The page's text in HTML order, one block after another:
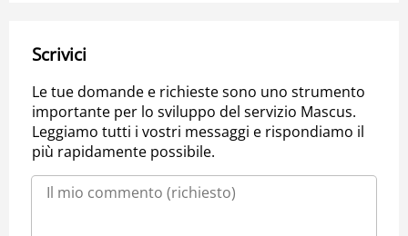
Scrivici
Le tue domande e richieste sono uno strumento
importante per lo sviluppo del servizio Mascus.
Leggiamo tutti i vostri messaggi e rispondiamo il
più rapidamente possibile.